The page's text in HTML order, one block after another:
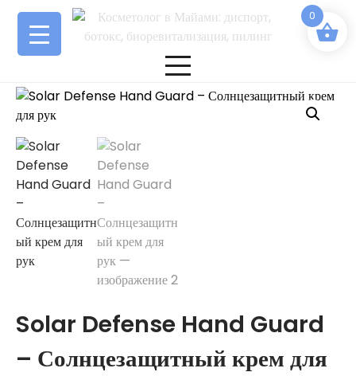
Перейти
содержимому
Solar Defense Hand Guard
– Солнцезащитный крем для
0